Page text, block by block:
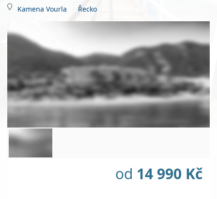
Kamena Vourla Řecko
od 14 990 Kč